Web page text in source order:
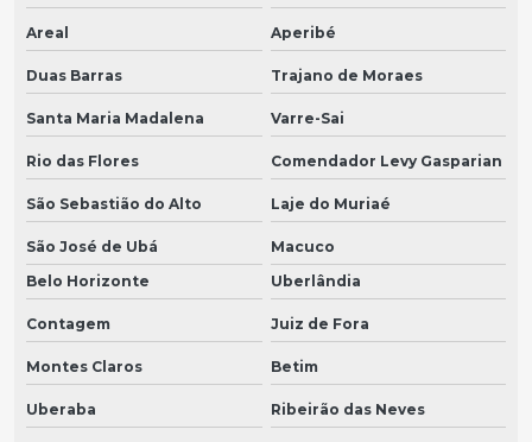
Areal Aperibé
Duas Barras Trajano de Moraes
Santa Maria Madalena Varre-Sai
Rio das Flores Comendador Levy Gasparian
São Sebastião do Alto Laje do Muriaé
São José de Ubá
Macuco
Belo Horizonte
Uberlândia
Contagem Juiz de Fora
Montes Claros Betim
Uberaba Ribeirão das Neves